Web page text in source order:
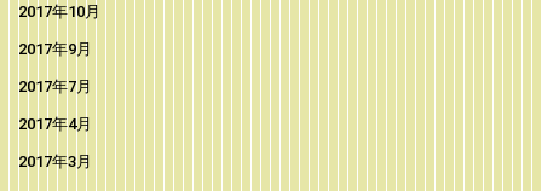
2017年10月
2017年9月
2017年7月
2017年4月
2017年3月